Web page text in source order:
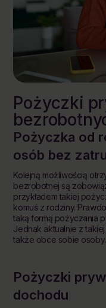
Pożyczki
Pożyczka od
osób bez
Kolejną możliwością
bezrobotnej są
przykładem takiej
komuś z rodziny.
taką formą pożyczania
Jednak aktualnie z
także obce sobie osoby.
Pożyczki
dochodu